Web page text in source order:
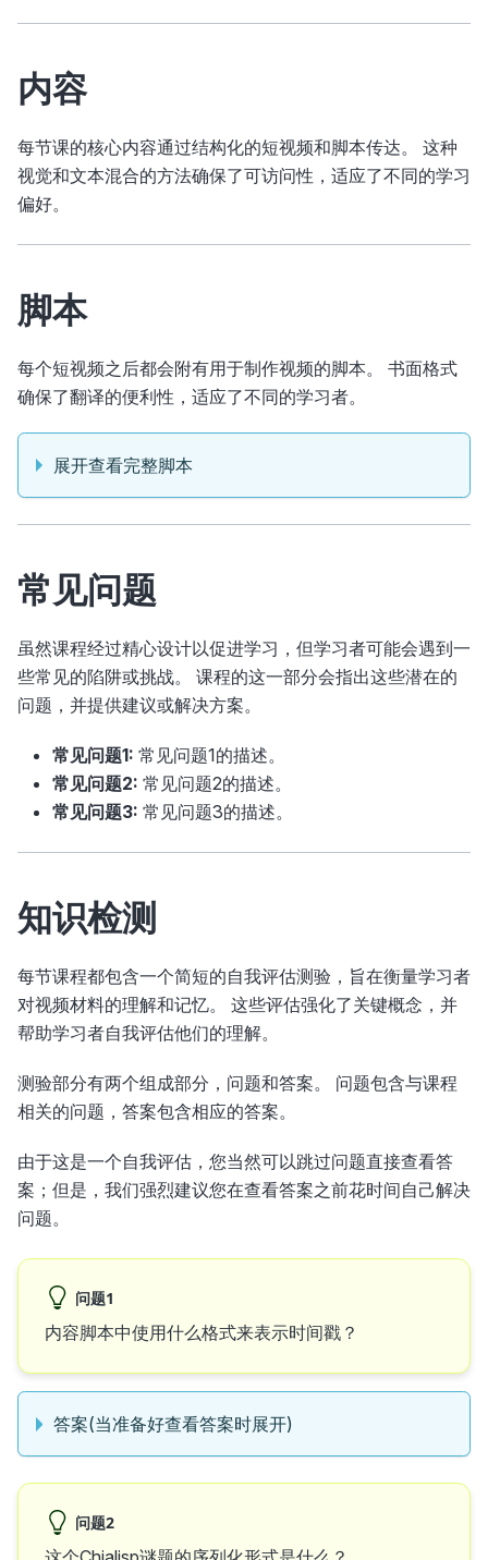
内容
每节课的核心内容通过结构化的短视频和脚本传达。 这种
视觉和文本混合的方法确保了可访问性，适应了不同的学习
偏好。
脚本
每个短视频之后都会附有用于制作视频的脚本。 书面格式
确保了翻译的便利性，适应了不同的学习者。
展开查看完整脚本
常见问题
虽然课程经过精心设计以促进学习，但学习者可能会遇到一
些常见的陷阱或挑战。 课程的这一部分会指出这些潜在的
问题，并提供建议或解决方案。
常见问题1: 常见问题1的描述。
常见问题2: 常见问题2的描述。
常见问题3: 常见问题3的描述。
知识检测
每节课程都包含一个简短的自我评估测验，旨在衡量学习者
对视频材料的理解和记忆。 这些评估强化了关键概念，并
帮助学习者自我评估他们的理解。
测验部分有两个组成部分，问题和答案。 问题包含与课程
相关的问题，答案包含相应的答案。
由于这是一个自我评估，您当然可以跳过问题直接查看答
案；但是，我们强烈建议您在查看答案之前花时间自己解决
问题。
问题1
内容脚本中使用什么格式来表示时间戳？
答案(当准备好查看答案时展开)
问题2